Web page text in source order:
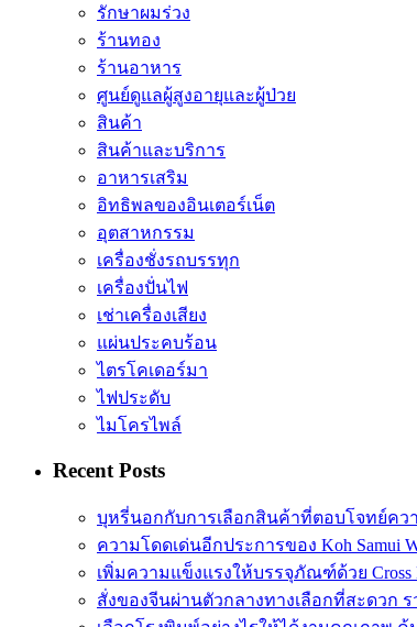
รักษาผมร่วง
ร้านทอง
ร้านอาหาร
ศูนย์ดูแลผู้สูงอายุและผู้ป่วย
สินค้า
สินค้าและบริการ
อาหารเสริม
อิทธิพลของอินเตอร์เน็ต
อุตสาหกรรม
เครื่องชั่งรถบรรทุก
เครื่องปั่นไฟ
เช่าเครื่องเสียง
แผ่นประคบร้อน
ไตรโคเดอร์มา
ไฟประดับ
ไมโครไพล์
Recent Posts
บุหรี่นอกกับการเลือกสินค้าที่ตอบโจทย์คว
ความโดดเด่นอีกประการของ Koh Samui
เพิ่มความแข็งแรงให้บรรจุภัณฑ์ด้วย Cross
สั่งของจีนผ่านตัวกลางทางเลือกที่สะดวก